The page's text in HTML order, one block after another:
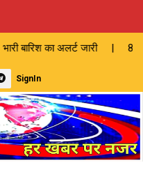
जारी | 82 लाख की लागत
SignIn